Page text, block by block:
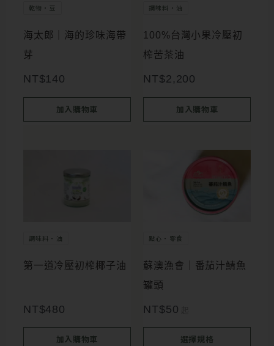
乾物・豆
海太郎｜海的珍味海帶
芽
NT$140
加入購物車
調味料・油
100%台灣小果冷壓初
榨苦茶油
NT$2,200
加入購物車
調味料・油
第一道冷壓初榨椰子油
NT$480
加入購物車
點心・零食
蘇澳漁會｜番茄汁鯖魚
罐頭
NT$50
選擇規格
多
可